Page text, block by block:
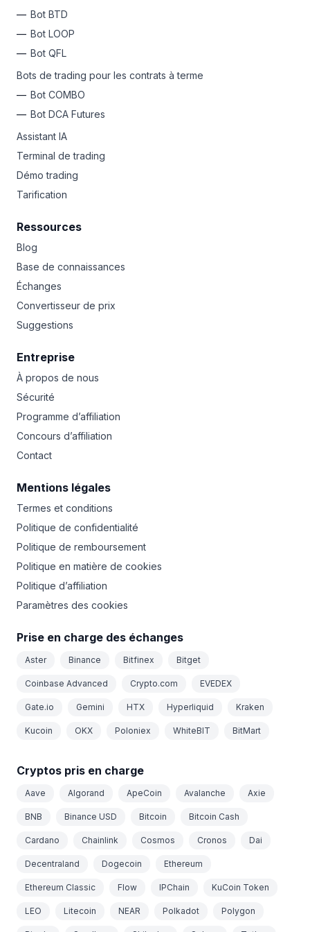
Bot BTD
Bot LOOP
Bot QFL
Bots de trading pour les contrats à terme
Bot COMBO
Bot DCA Futures
Assistant IA
Terminal de trading
Démo trading
Tarification
Ressources
Blog
Base de connaissances
Échanges
Convertisseur de prix
Suggestions
Entreprise
À propos de nous
Sécurité
Programme d’affiliation
Concours d’affiliation
Contact
Mentions légales
Termes et conditions
Politique de confidentialité
Politique de remboursement
Politique en matière de cookies
Politique d’affiliation
Paramètres des cookies
Prise en charge des échanges
Aster Binance Bitfinex Bitget
Coinbase Advanced Crypto.com EVEDEX
Gate.io Gemini HTX Hyperliquid Kraken
Kucoin OKX Poloniex WhiteBIT BitMart
Cryptos pris en charge
Aave Algorand ApeCoin Avalanche Axie
BNB Binance USD Bitcoin Bitcoin Cash
Cardano Chainlink Cosmos Cronos Dai
Decentraland Dogecoin Ethereum
Ethereum Classic Flow IPChain KuCoin Token
LEO Litecoin NEAR Polkadot Polygon